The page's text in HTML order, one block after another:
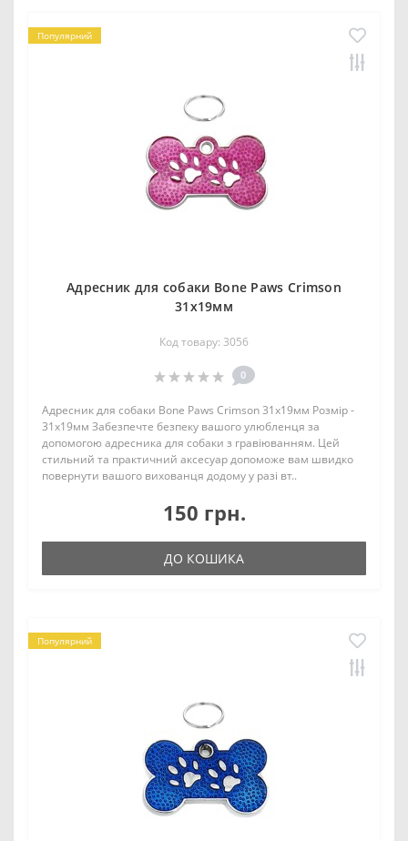
Популярний
Адресник для собаки Bone Paws Crimson
31х19мм
Код товару: 3056
0
Адресник для собаки Bone Paws Crimson 31х19мм Розмір -
31х19мм Забезпечте безпеку вашого улюбленця за
допомогою адресника для собаки з гравіюванням. Цей
стильний та практичний аксесуар допоможе вам швидко
повернути вашого вихованця додому у разі вт..
150 грн.
ДО КОШИКА
Популярний